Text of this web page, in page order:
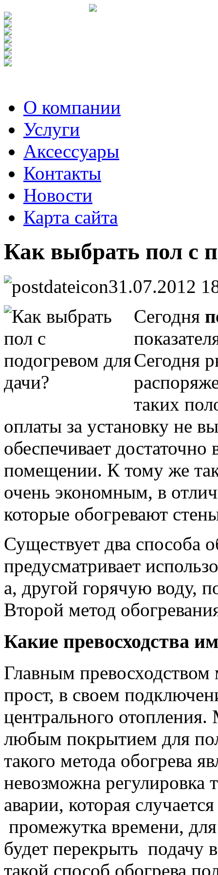
О компании
Услуги
Аксесcуары
Контакты
Новости
Карта сайта
Как выбрать пол с
31.07.2012
Сегодня
Сегодня
таких
оплаты за установку не
обеспечивает
помещении. К тому же
очень экономным, в
которые обогревают
Существует два способа
предусматривает
а, другой горячую воду,
Второй метод
Какие превосходства
Главным превосходством
прост, в своем
центрального
любым покрытием для
такого метода обогрева
невозможна регулировка
аварии, которая
промежутка времени,
будет перекрыть подачу
такой способ обогрева